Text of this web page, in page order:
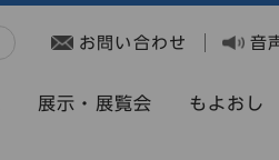
お問い合わせ 音
展示・展覧会 もよおし